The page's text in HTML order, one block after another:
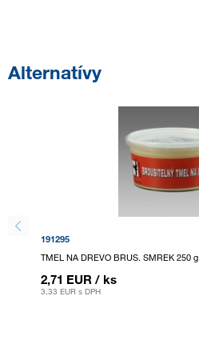
Alternatívy
191295
TMEL NA DREVO BRUS. SMREK 250 g
2,71 EUR / ks
3,33 EUR s DPH